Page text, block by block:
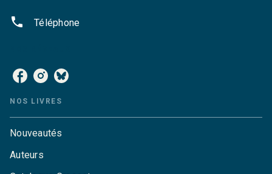
phone Téléphone
NOS LIVRES
Nouveautés
Auteurs